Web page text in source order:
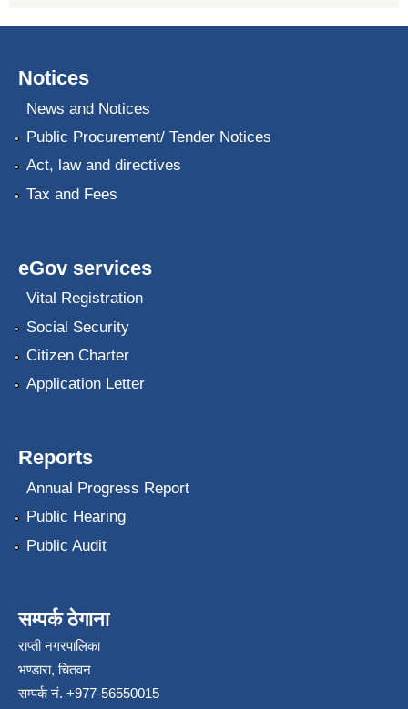
Notices
News and Notices
Public Procurement/ Tender Notices
Act, law and directives
Tax and Fees
eGov services
Vital Registration
Social Security
Citizen Charter
Application Letter
Reports
Annual Progress Report
Public Hearing
Public Audit
सम्पर्क ठेगाना
राप्ती नगरपालिका
भण्डारा, चितवन
सम्पर्क नं. +977-56550015